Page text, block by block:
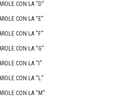
CON LA “D”
CON LA “E”
CON LA “F”
CON LA “G”
CON LA “I”
CON LA “L”
CON LA “M”